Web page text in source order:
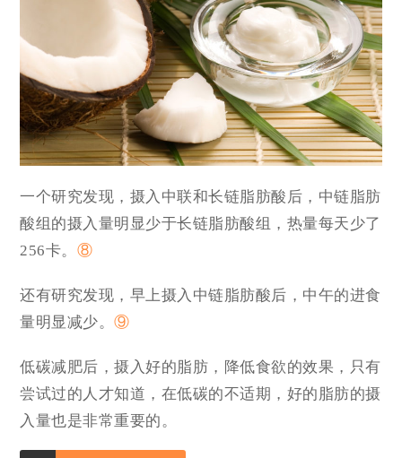
一个研究发现，摄入中联和长链脂肪酸后，中链脂肪
酸组的摄入量明显少于长链脂肪酸组，热量每天少了
256卡。 ⑧
还有研究发现，早上摄入中链脂肪酸后，中午的进食
量明显减少。⑨
低碳减肥后，摄入好的脂肪，降低食欲的效果，只有
尝试过的人才知道，在低碳的不适期，好的脂肪的摄
入量也是非常重要的。